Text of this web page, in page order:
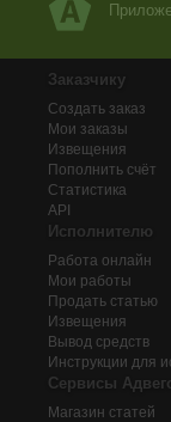
Заказчику
Создать заказ
Мои заказы
Извещения
Пополнить счёт
Статистика
API
Исполнителю
Работа онлайн
Мои работы
Продать статью
Извещения
Вывод средств
Инструкции для
Сервисы
Магазин статей